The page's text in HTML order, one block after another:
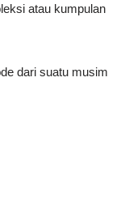
atau kumpulan
dari suatu musim